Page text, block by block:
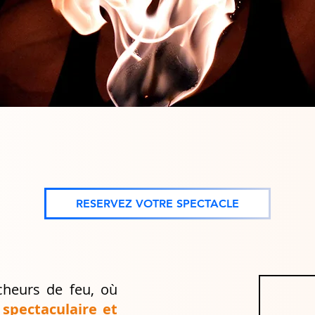
RESERVEZ VOTRE SPECTACLE
de feu, où
et